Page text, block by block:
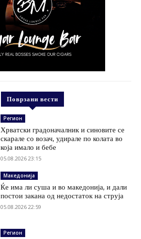
Поврзани вести
Регион
Хрватски градоначалник и синовите се
скарале со возач, удирале по колата во
која имало и бебе
05.08.2026 23:15
Македонија
Ќе има ли суша и во македонија, и дали
постои закана од недостаток на струја
05.08.2026 22:59
Регион